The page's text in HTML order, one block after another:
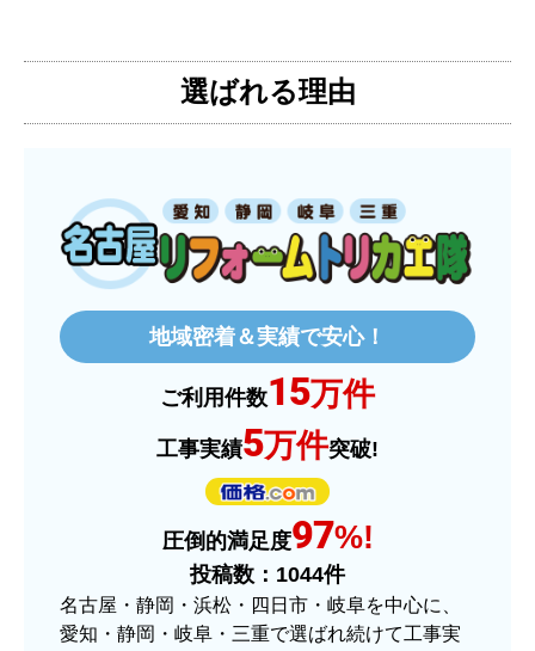
【その他感想・コメント】
ものおきものおきさん
2025年12月26日 18:45
欲しい商品をスムーズに注文できましたか？
はい
ショップからの連絡や対応は適切でしたか？
商品の梱包は必要十分なものでしたか？
またこのショップを利用したいですか？
はい
選ばれる理由
地域密着＆実績で安心！
ご利用件数15万件
工事実績5万件突破!
圧倒的満足度97%!
投稿数： 1044件
名古屋・静岡・浜松・四日市・岐阜を中心に、
愛知・静岡・岐阜・三重で選ばれ続けて工事実